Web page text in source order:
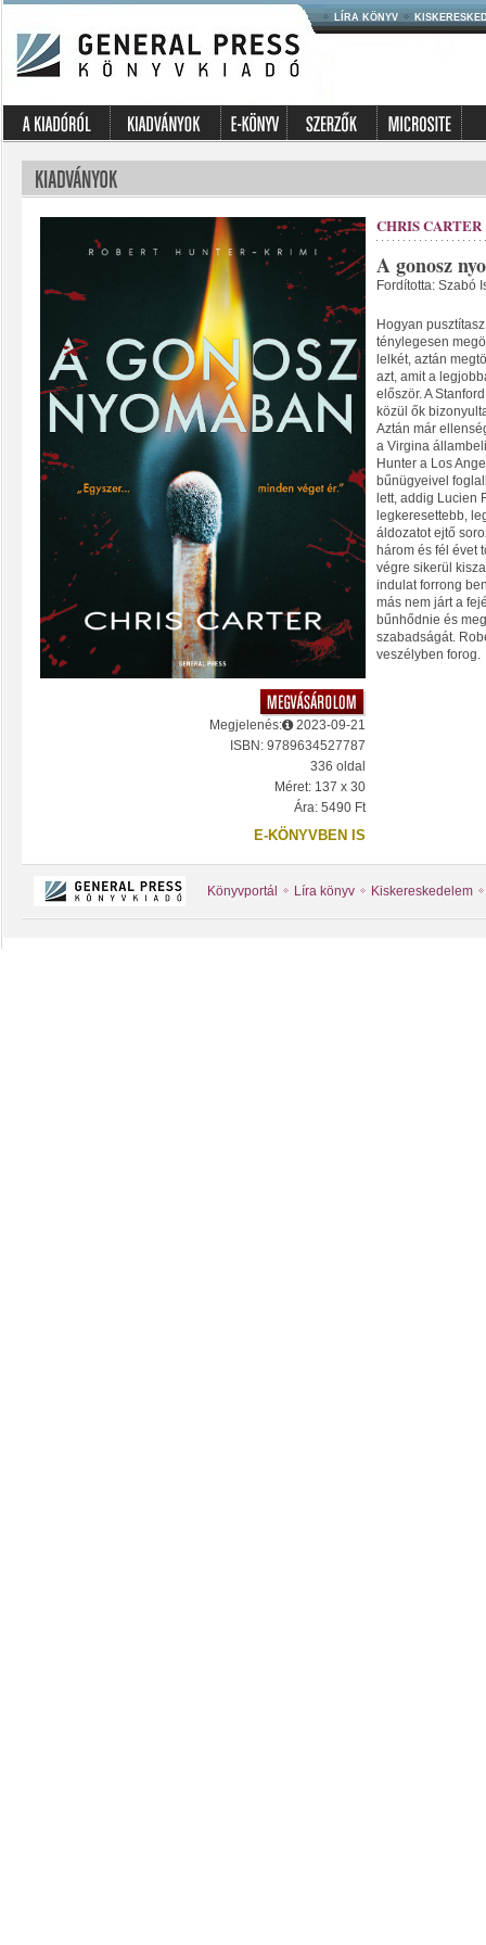
LÍRA KÖNYV
Megjelenés:
2023-09-21
ISBN: 9789634527787
336 oldal
Méret: 137 x 30
Ára: 5490 Ft
E-KÖNYVBEN IS
CHRIS CARTER
A gonosz
Fordította: Szabó
Hogyan
ténylegesen
lelkét, aztán
azt, amit a
először. A
közül ők
Aztán már
a Virgina
Hunter a Los
bűnügyeivel
lett, addig Lucien
legkeresettebb,
áldozatot ejtő
három és fél évet
végre sikerül
indulat forrong
más nem járt a
bűnhődnie és
szabadságát.
veszélyben forog.
Könyvportál Líra könyv Kiskereskedelem